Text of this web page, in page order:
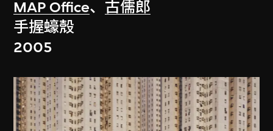
MAP Office、 古儒郎
手握蠔殼
2005